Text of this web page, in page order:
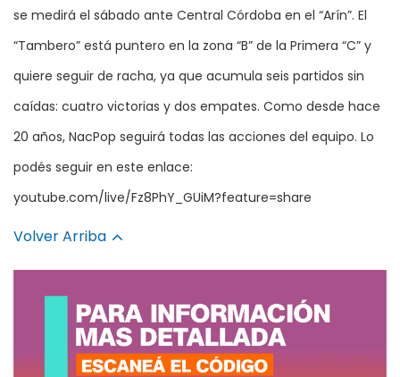
se medirá el sábado ante Central Córdoba en el “Arín”. El
“Tambero” está puntero en la zona “B” de la Primera “C” y
quiere seguir de racha, ya que acumula seis partidos sin
caídas: cuatro victorias y dos empates. Como desde hace
20 años, NacPop seguirá todas las acciones del equipo. Lo
podés seguir en este enlace:
youtube.com/live/Fz8PhY_GUiM?feature=share
Volver Arriba